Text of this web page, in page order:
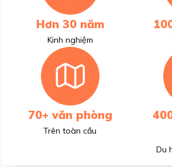
Hơn 30 năm
Kinh nghiệm
70+ văn phòng
Trên toàn cầu
Du